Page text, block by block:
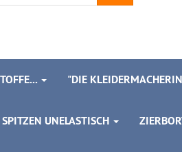
"DIE
SPITZEN UNELASTISCH